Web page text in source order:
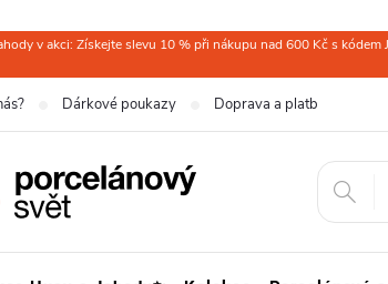
v akci: Získejte slevu 10 % při nákupu nad 600 Kč s
Dárkové poukazy Doprava a platba ČR